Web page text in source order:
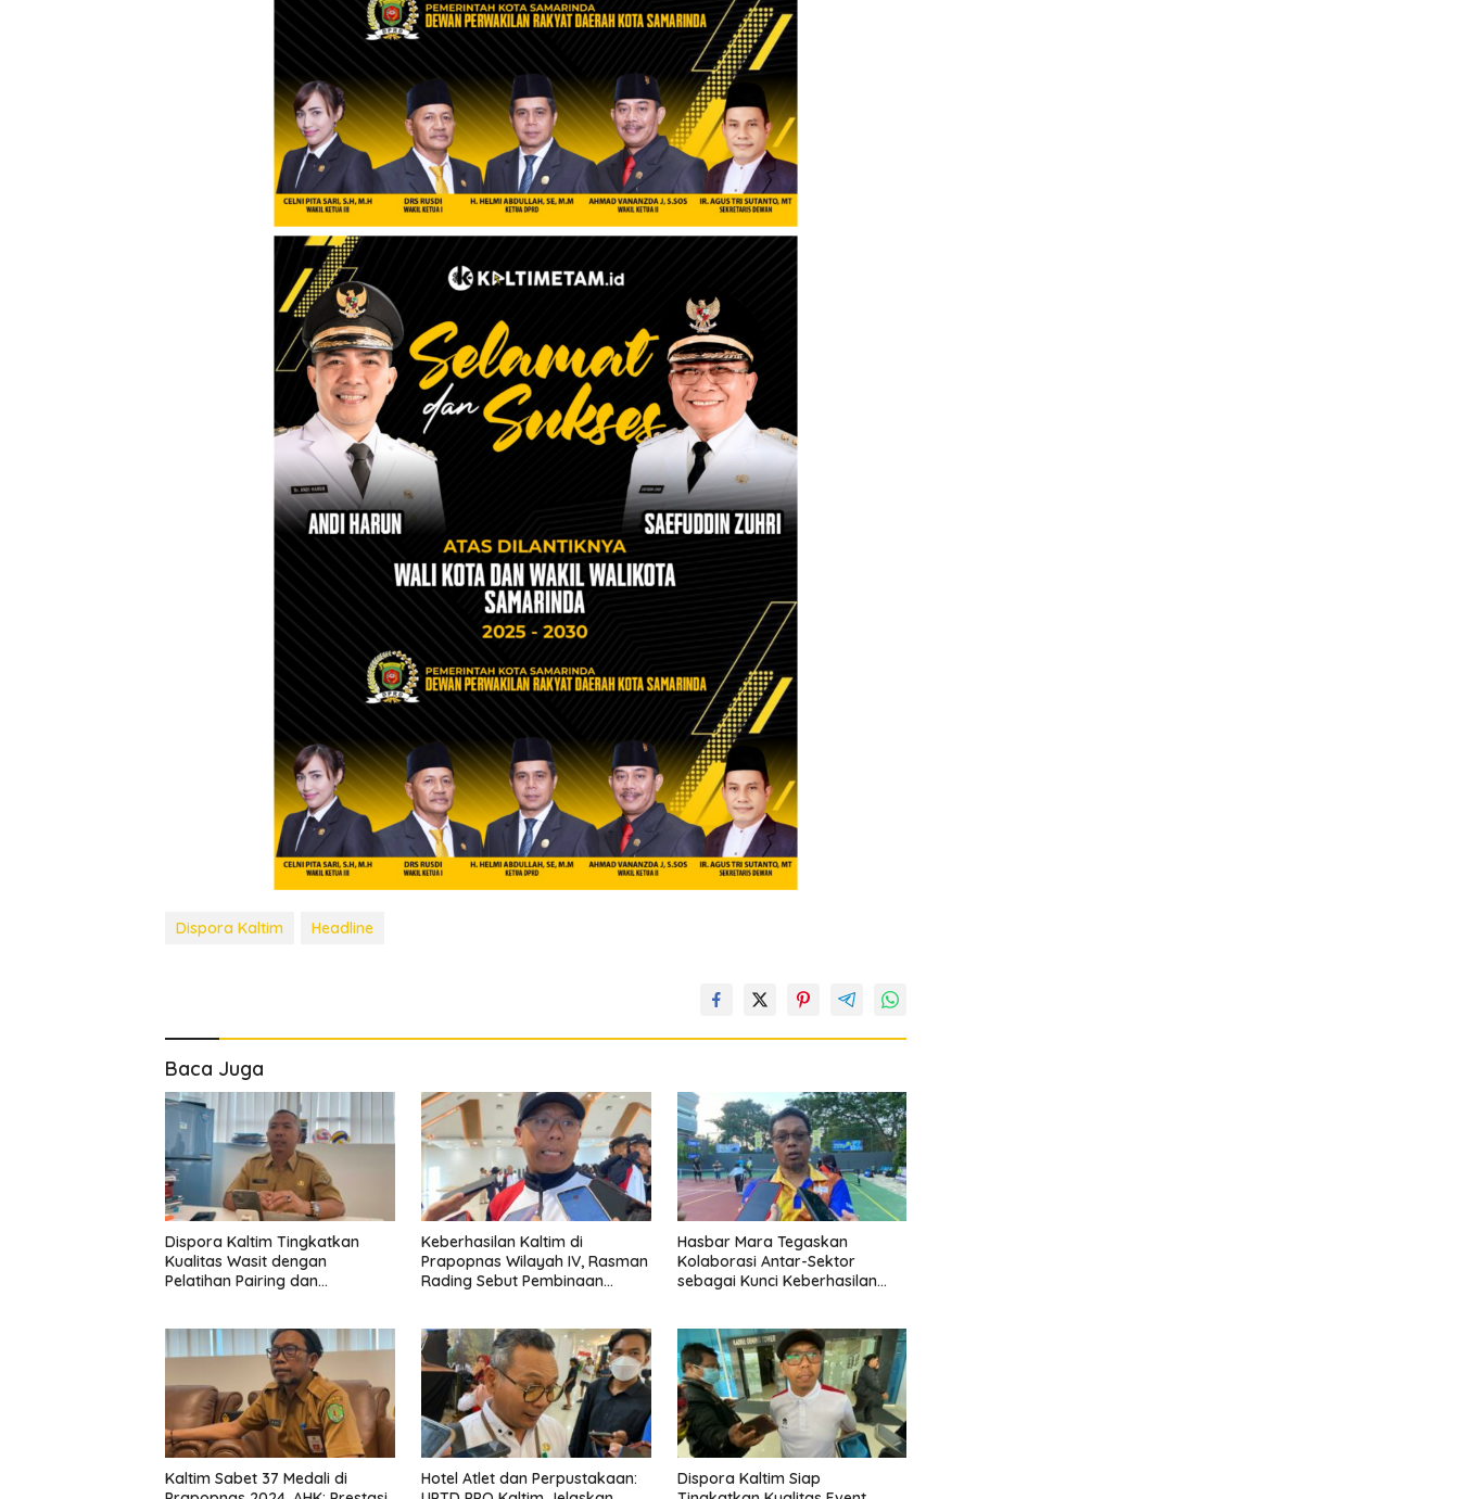
Dispora Kaltim Headline
Baca Juga
Dispora Kaltim Tingkatkan
Kualitas Wasit dengan
Pelatihan Pairing dan
Keberhasilan Kaltim di
Prapopnas Wilayah IV, Rasman
Rading Sebut Pembinaan
Hasbar Mara Tegaskan
Kolaborasi Antar-Sektor
sebagai Kunci Keberhasilan
Kaltim Sabet 37 Medali di
Hotel Atlet dan Perpustakaan:
Dispora Kaltim Siap